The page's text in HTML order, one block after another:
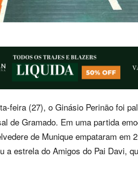
feira (27), o Ginásio Perinão foi
de Gramado. Em uma partida
de Munique empataram em
a estrela do Amigos do Pai Davi,